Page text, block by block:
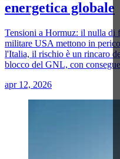
energetica globale
Tensioni a Hormuz: il nulla di
militare USA mettono in
l'Italia, il rischio è un rincaro
blocco del GNL, con
apr 12, 2026